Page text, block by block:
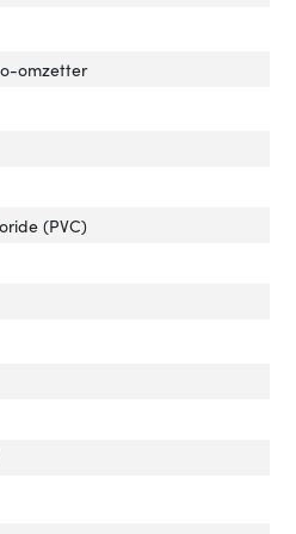
Windows'
'Ondersteunt Windows'
omzetter
and play'
'Plug and play'
(PVC)
van het product'
'Kleur van het product'
materiaal'
'Kabel materiaal'
'3D'
video-modi'
'Ondersteunde video-modi'
grafische resoluties'
'Ondersteunde grafische
Link DVI'
'Dual Link DVI'